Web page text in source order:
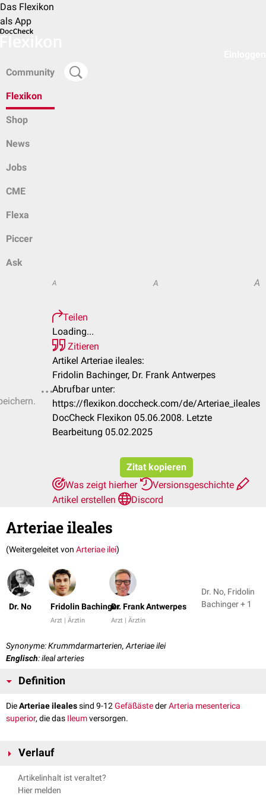
Das Flexikon
als App
Community
Flexikon
Shop
News
Jobs
CME
Flexa
Piccer
Ask
A A A
Teilen
Loading...
Zitieren
Artikel Arteriae ileales:
Fridolin Bachinger, Dr. Frank Antwerpes
Abrufbar unter:
https://flexikon.doccheck.com/de/Arteriae_ileales
DocCheck Flexikon 05.06.2008. Letzte
Bearbeitung 05.02.2025
Zitat kopieren
Was zeigt hierher
Versionsgeschichte
Artikel erstellen
Discord
Arteriae ileales
(Weitergeleitet von Arteriae ilei)
Dr. No Fridolin Bachinger
Arzt | Ärztin
Dr. Frank Antwerpes
Arzt | Ärztin
Dr. No, Fridolin
Bachinger + 1
Synonyme: Krummdarmarterien, Arteriae ilei
Englisch: ileal arteries
Definition
DieArteriae ilealessind 9-12GefäßästederArteria mesenterica
superior, die das Ileumversorgen.
Verlauf
Die Arteriae ileales verlaufen im
anastomosieren
Artikelinhalt ist veraltet?
Hier melden